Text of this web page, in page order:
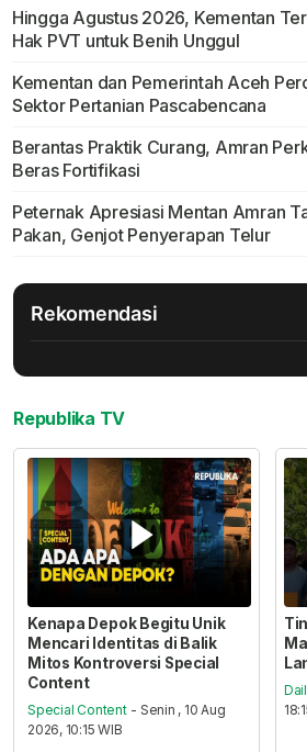
Hingga Agustus 2026, Kementan
Hak PVT untuk Benih Unggul
Kementan dan Pemerintah Aceh
Sektor Pertanian Pascabencana
Berantas Praktik Curang, Amran
Beras Fortifikasi
Peternak Apresiasi Mentan Amran
Pakan, Genjot Penyerapan Telur
Rekomendasi
Republika TV
Kenapa Depok Begitu Unik
Mencari Identitas di Balik
Mitos Kontroversi Special
Content
Special Content - Senin , 10 Aug
2026, 10:15 WIB